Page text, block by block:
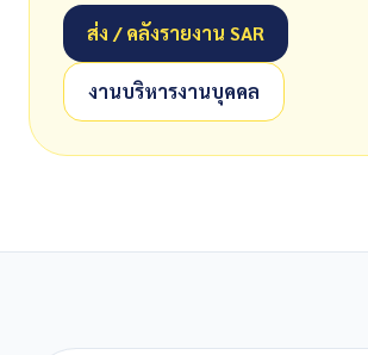
ส่ง / คลังรายงาน SAR
งานบริหารงานบุคคล